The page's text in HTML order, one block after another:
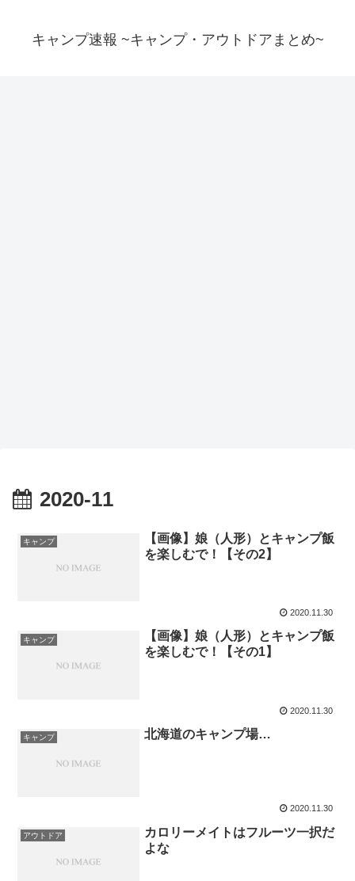
キャンプ速報 ~キャンプ・アウトドアまとめ~
2020-11
キャンプ
【画像】娘（人形）とキャンプ飯
を楽しむで！【その2】
2020.11.30
キャンプ
【画像】娘（人形）とキャンプ飯
を楽しむで！【その1】
2020.11.30
キャンプ 北海道のキャンプ場…
2020.11.30
アウトドア
カロリーメイトはフルーツ一択だ
よな